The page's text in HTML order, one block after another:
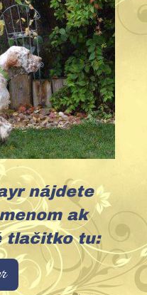
nájdete
ak
tlačitko tu: